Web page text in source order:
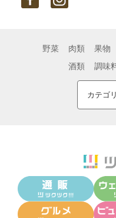
野菜 肉類 果物
酒類
調味
カテゴ